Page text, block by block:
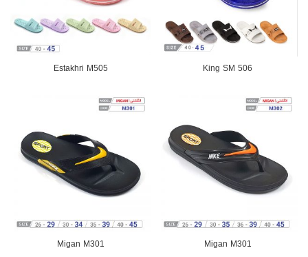
King SM 506
Estakhri M505
Migan M301
Migan M301